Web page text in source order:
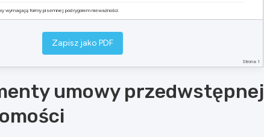
wymagają formy pisemnej pod rygorem nieważności.
umową mają zastosowanie przepisy Kodeksu cywilnego.
egzemplarzach, po jednym dla każdej ze stron.
Kupujący
Strona 1
Zapisz jako PDF
umowy przedwstępnej